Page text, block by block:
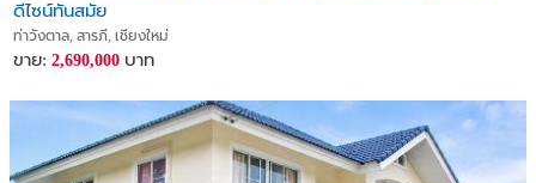
ดีไซน์ทันสมัย
ท่าวังตาล, สารภี, เชียงใหม่
ขาย: 2,690,000 บาท